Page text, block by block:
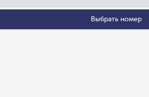
Выбрать номер